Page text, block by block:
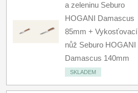
a zeleninu Seburo
HOGANI Damascus
85mm + Vykosťovací
nůž Seburo HOGANI
Damascus 140mm
SKLADEM